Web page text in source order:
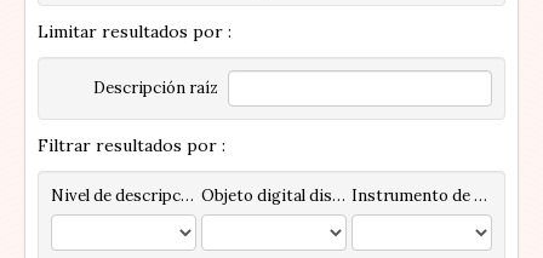
Limitar resultados por :
Descripción raíz
Filtrar resultados por :
Nivel de descripción Objeto digital disponibles Instrumento de descripción